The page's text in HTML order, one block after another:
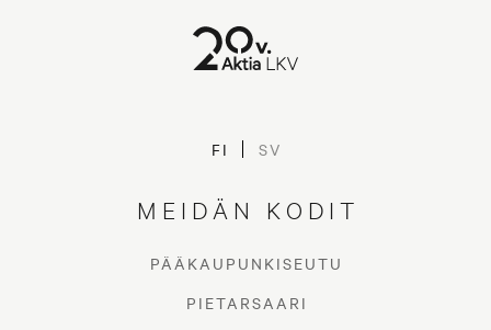
FI SV
MEIDÄN KODIT
PÄÄKAUPUNKISEUTU
PIETARSAARI